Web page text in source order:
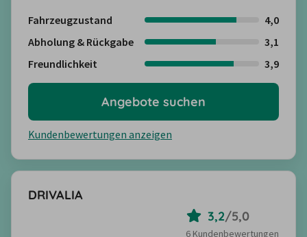
Fahrzeugzustand
4,0
Abholung & Rückgabe
3,1
Freundlichkeit
3,9
Kundenbewertungen anzeigen
Angebote suchen
DRIVALIA
3,2/5,0
6 Kundenbewertungen